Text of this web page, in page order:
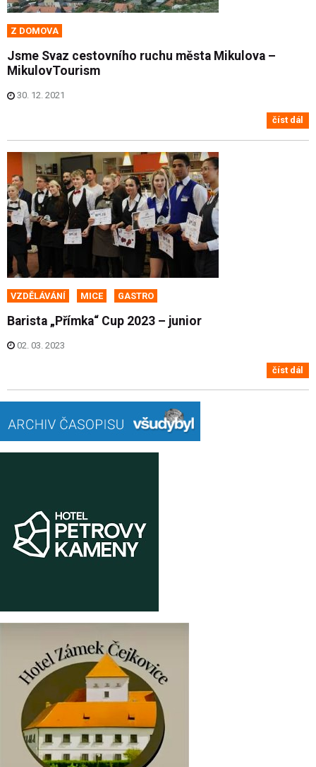
Z DOMOVA
Jsme Svaz cestovního ruchu města Mikulova –
MikulovTourism
30. 12. 2021
číst dál
VZDĚLÁVÁNÍ MICE GASTRO
Barista „Přímka“ Cup 2023 – junior
02. 03. 2023
číst dál